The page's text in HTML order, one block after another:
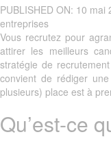
PUBLISHED ON: 10 mai
entreprises
Vous recrutez pour
attirer les meilleurs
stratégie de
convient de rédiger
plusieurs) place est à
Qu’est-ce